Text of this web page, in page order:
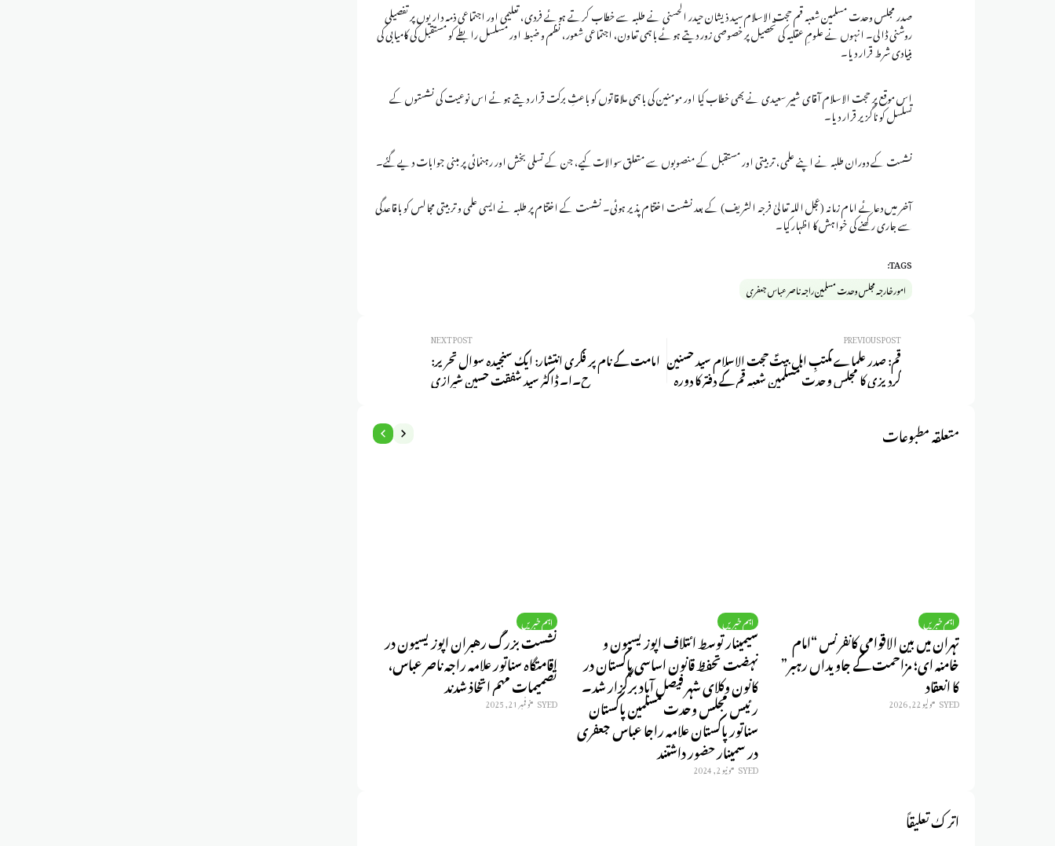
صدر مجلس وحدت مسلمین شعبہ قم حجت الاسلام سید ذیشان حیدر الحسنی نے طلبہ سے خطاب کرتے ہوئے فردی، تعلیمی اور اجتماعی ذمہ داریوں پر تفصیلی
روشنی ڈالی۔ انہوں نے علومِ عقلیہ کی تحصیل پر خصوصی زور دیتے ہوئے باہمی تعاون، اجتماعی شعور، نظم و ضبط اور مسلسل رابطے کو مستقبل کی کامیابی کی
بنیادی شرط قرار دیا۔
اس موقع پر حجت الاسلام آقای شبیر سعیدی نے بھی خطاب کیا اور مومنین کی باہمی ملاقاتوں کو باعثِ برکت قرار دیتے ہوئے اس نوعیت کی نشستوں کے
تسلسل کو ناگزیر قرار دیا۔
نشست کے دوران طلبہ نے اپنے علمی، تربیتی اور مستقبل کے منصوبوں سے متعلق سوالات کیے، جن کے تسلی بخش اور رہنمائی پر مبنی جوابات دیے گئے۔
آخر میں دعائے امام زمانہ (عجل اللہ تعالیٰ فرجہ الشریف) کے بعد نشست اختتام پذیر ہوئی۔ نشست کے اختتام پر طلبہ نے ایسی علمی و تربیتی مجالس کو باقاعدگی
سے جاری رکھنے کی خواہش کا اظہار کیا۔
TAGS:
امور خارجہ مجلس وحدت مسلمین راجہ ناصر عباس جعفری
PREVIOUS POST
قم: صدر علماے مکتبِ اہل بیتؑ حجت الاسلام سید حسنین
گردیزی کا مجلس وحدت مسلمین شعبہ قم کے دفتر کا دورہ
NEXT POST
امامت کے نام پر فکری انتشار: ایک سنجیدہ سوال تحریر:
ح۔ا۔ ڈاکٹر سید شفقت حسین شیرازی
متعلقہ مطبوعات
اہم خبریں
تہران میں بین الاقوامی کانفرنس “امام
خامنہ ای؛ مزاحمت کے جاویداں رہبر”
کا انعقاد
SYED يوليو 22, 2026
اہم خبریں
سیمینار توسط ائتلاف اپوزیسیون و
نہضت تحفظ قانون اساسی پاکستان در
کانون وکلای شہر فیصل آباد برگزار شد۔
رئیس مجلس وحدت مسلمین پاکستان
سناتور پاکستان علامه راجا عباس جعفری
در سمینار حضور داشتند
SYED يونيو 2, 2024
اہم خبریں
نشست بزرگ رهبران اپوزیسیون در
اقامتگاه سناتور علامه راجه ناصر عباس،
تصمیمات مهم اتخاذ شدند
SYED نوفمبر 21, 2025
اترك تعليقاً